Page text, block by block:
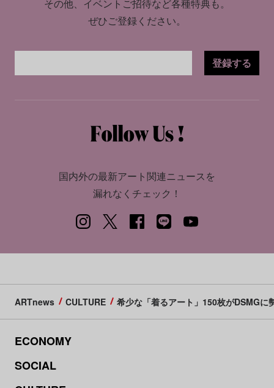
その他、イベントご招待など各種特典も。
ぜひご登録ください。
登録する
国内外の最新アート関連ニュースを
漏れなくチェック！
ARTnews CULTURE 希少な「着るアート」150枚がDSMG
ECONOMY
SOCIAL